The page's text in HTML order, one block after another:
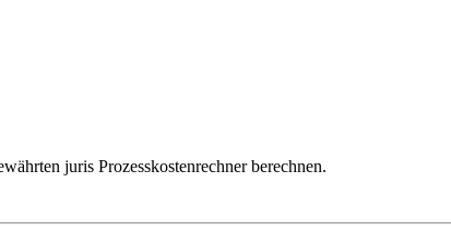
juris Prozesskostenrechner berechnen.